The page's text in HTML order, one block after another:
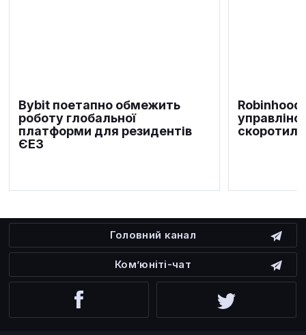
Bybit поетапно обмежить
роботу глобальної
платформи для резидентів
ЄЕЗ
Головний канал
Ком’юніті-чат